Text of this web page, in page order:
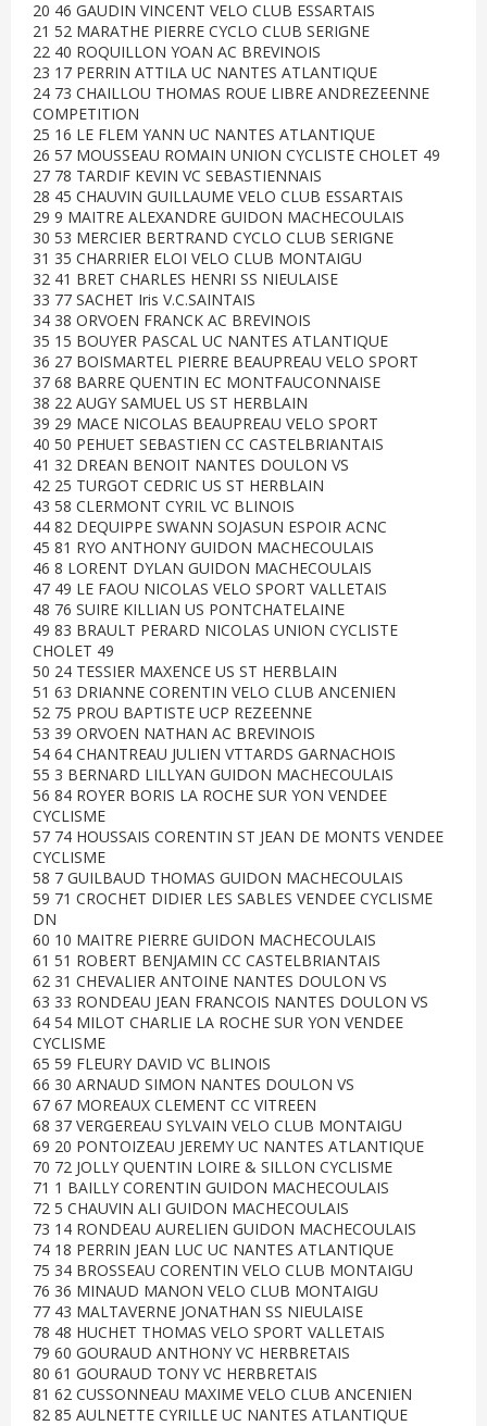
20 46 GAUDIN VINCENT VELO CLUB ESSARTAIS
21 52 MARATHE PIERRE CYCLO CLUB SERIGNE
22 40 ROQUILLON YOAN AC BREVINOIS
23 17 PERRIN ATTILA UC NANTES ATLANTIQUE
24 73 CHAILLOU THOMAS ROUE LIBRE ANDREZEENNE
COMPETITION
25 16 LE FLEM YANN UC NANTES ATLANTIQUE
26 57 MOUSSEAU ROMAIN UNION CYCLISTE CHOLET 49
27 78 TARDIF KEVIN VC SEBASTIENNAIS
28 45 CHAUVIN GUILLAUME VELO CLUB ESSARTAIS
29 9 MAITRE ALEXANDRE GUIDON MACHECOULAIS
30 53 MERCIER BERTRAND CYCLO CLUB SERIGNE
31 35 CHARRIER ELOI VELO CLUB MONTAIGU
32 41 BRET CHARLES HENRI SS NIEULAISE
33 77 SACHET Iris V.C.SAINTAIS
34 38 ORVOEN FRANCK AC BREVINOIS
35 15 BOUYER PASCAL UC NANTES ATLANTIQUE
36 27 BOISMARTEL PIERRE BEAUPREAU VELO SPORT
37 68 BARRE QUENTIN EC MONTFAUCONNAISE
38 22 AUGY SAMUEL US ST HERBLAIN
39 29 MACE NICOLAS BEAUPREAU VELO SPORT
40 50 PEHUET SEBASTIEN CC CASTELBRIANTAIS
41 32 DREAN BENOIT NANTES DOULON VS
42 25 TURGOT CEDRIC US ST HERBLAIN
43 58 CLERMONT CYRIL VC BLINOIS
44 82 DEQUIPPE SWANN SOJASUN ESPOIR ACNC
45 81 RYO ANTHONY GUIDON MACHECOULAIS
46 8 LORENT DYLAN GUIDON MACHECOULAIS
47 49 LE FAOU NICOLAS VELO SPORT VALLETAIS
48 76 SUIRE KILLIAN US PONTCHATELAINE
49 83 BRAULT PERARD NICOLAS UNION CYCLISTE
CHOLET 49
50 24 TESSIER MAXENCE US ST HERBLAIN
51 63 DRIANNE CORENTIN VELO CLUB ANCENIEN
52 75 PROU BAPTISTE UCP REZEENNE
53 39 ORVOEN NATHAN AC BREVINOIS
54 64 CHANTREAU JULIEN VTTARDS GARNACHOIS
55 3 BERNARD LILLYAN GUIDON MACHECOULAIS
56 84 ROYER BORIS LA ROCHE SUR YON VENDEE
CYCLISME
57 74 HOUSSAIS CORENTIN ST JEAN DE MONTS VENDEE
CYCLISME
58 7 GUILBAUD THOMAS GUIDON MACHECOULAIS
59 71 CROCHET DIDIER LES SABLES VENDEE CYCLISME
DN
60 10 MAITRE PIERRE GUIDON MACHECOULAIS
61 51 ROBERT BENJAMIN CC CASTELBRIANTAIS
62 31 CHEVALIER ANTOINE NANTES DOULON VS
63 33 RONDEAU JEAN FRANCOIS NANTES DOULON VS
64 54 MILOT CHARLIE LA ROCHE SUR YON VENDEE
CYCLISME
65 59 FLEURY DAVID VC BLINOIS
66 30 ARNAUD SIMON NANTES DOULON VS
67 67 MOREAUX CLEMENT CC VITREEN
68 37 VERGEREAU SYLVAIN VELO CLUB MONTAIGU
69 20 PONTOIZEAU JEREMY UC NANTES ATLANTIQUE
70 72 JOLLY QUENTIN LOIRE & SILLON CYCLISME
71 1 BAILLY CORENTIN GUIDON MACHECOULAIS
72 5 CHAUVIN ALI GUIDON MACHECOULAIS
73 14 RONDEAU AURELIEN GUIDON MACHECOULAIS
74 18 PERRIN JEAN LUC UC NANTES ATLANTIQUE
75 34 BROSSEAU CORENTIN VELO CLUB MONTAIGU
76 36 MINAUD MANON VELO CLUB MONTAIGU
77 43 MALTAVERNE JONATHAN SS NIEULAISE
78 48 HUCHET THOMAS VELO SPORT VALLETAIS
79 60 GOURAUD ANTHONY VC HERBRETAIS
80 61 GOURAUD TONY VC HERBRETAIS
81 62 CUSSONNEAU MAXIME VELO CLUB ANCENIEN
82 85 AULNETTE CYRILLE UC NANTES ATLANTIQUE